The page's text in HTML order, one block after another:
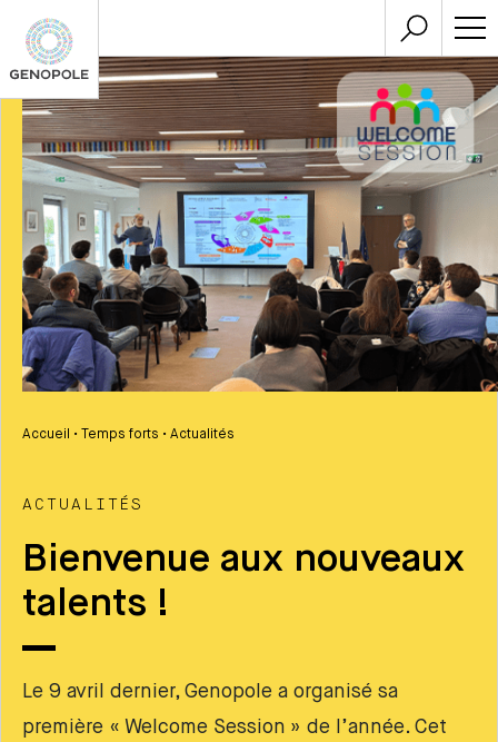
Accueil • Temps forts • Actualités
ACTUALITÉS
Bienvenue aux nouveaux
talents !
Le 9 avril dernier, Genopole a organisé sa
première « Welcome Session » de l’année. Cet